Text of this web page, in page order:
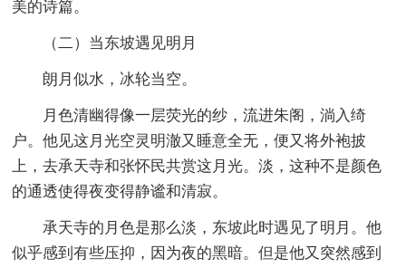
美的诗篇。
（二）当东坡遇见明月
朗月似水，冰轮当空。
月色清幽得像一层荧光的纱，流进朱阁，淌入绮
户。他见这月光空灵明澈又睡意全无，便又将外袍披
上，去承天寺和张怀民共赏这月光。淡，这种不是颜色
的通透使得夜变得静谧和清寂。
承天寺的月色是那么淡，东坡此时遇见了明月。他
似乎感到有些压抑，因为夜的黑暗。但是他又突然感到